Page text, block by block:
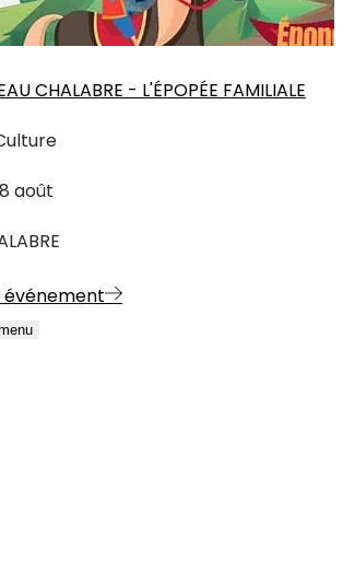
CHALABRE - L'ÉPOPÉE FAMILIALE
août
événement